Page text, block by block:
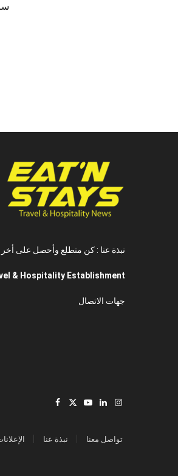
نبذة عنا : كن متطلع وأحصل على أخر
& Hospitality Establishment
جهات الاتصال
Facebook
X
YouTube
LinkedInInstagram
نبذة عنا تواصل معنا